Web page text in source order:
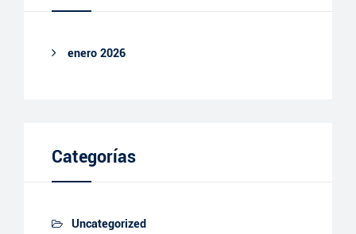
enero 2026
Categorías
Uncategorized